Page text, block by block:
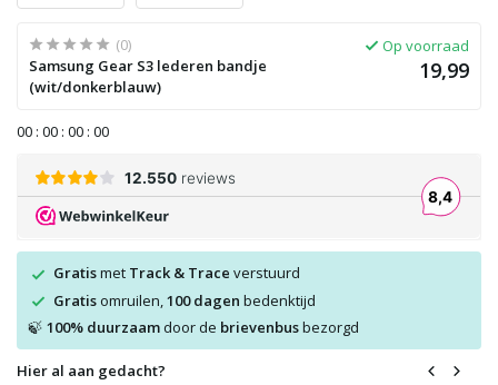
(0)
Samsung Gear S3 lederen bandje
(wit/donkerblauw)
Op voorraad
19,99
00 : 00 : 00 : 00
Gratismet Track & Trace verstuurd
Gratisomruilen, 100 dagen bedenktijd
🍃 100% duurzaamdoor de brievenbusbezorgd
Hier al aan gedacht?